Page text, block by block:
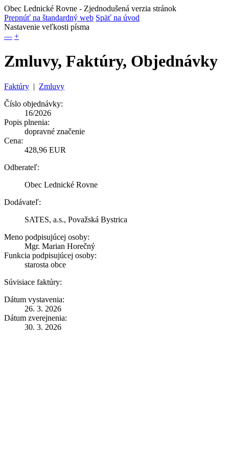
Obec Lednické Rovne - Zjednodušená verzia stránok
Prepnúť na štandardný web Späť na úvod
Nastavenie veľkosti písma
— +
Zmluvy, Faktúry, Objednávky
Faktúry | Zmluvy
Číslo objednávky:
16/2026
Popis plnenia:
dopravné značenie
Cena:
428,96 EUR
Odberateľ:
Obec Lednické Rovne
Dodávateľ:
SATES, a.s., Považská Bystrica
Meno podpisujúcej osoby:
Mgr. Marian Horečný
Funkcia podpisujúcej osoby:
starosta obce
Súvisiace faktúry:
Dátum vystavenia:
26. 3. 2026
Dátum zverejnenia:
30. 3. 2026